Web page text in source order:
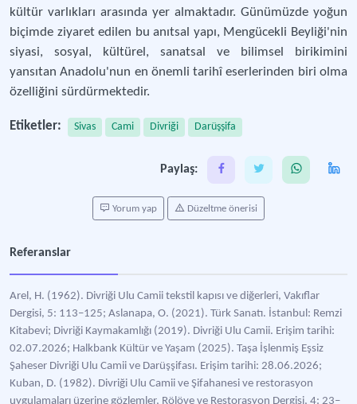
kültür varlıkları arasında yer almaktadır. Günümüzde yoğun
biçimde ziyaret edilen bu anıtsal yapı, Mengücekli Beyliği'nin
siyasi, sosyal, kültürel, sanatsal ve bilimsel birikimini
yansıtan Anadolu'nun en önemli tarihî eserlerinden biri olma
özelliğini sürdürmektedir.
Etiketler: Sivas Cami Divriği Darüşşifa
Paylaş:
Yorum yap Düzeltme önerisi
Referanslar
Arel, H. (1962). Divriği Ulu Camii tekstil kapısı ve diğerleri, Vakıflar
Dergisi, 5: 113–125; Aslanapa, O. (2021). Türk Sanatı. İstanbul: Remzi
Kitabevi; Divriği Kaymakamlığı (2019). Divriği Ulu Camii. Erişim tarihi:
02.07.2026; Halkbank Kültür ve Yaşam (2025). Taşa İşlenmiş Eşsiz
Şaheser Divriği Ulu Camii ve Darüşşifası. Erişim tarihi: 28.06.2026;
Kuban, D. (1982). Divriği Ulu Camii ve Şifahanesi ve restorasyon
uygulamaları üzerine gözlemler, Rölöve ve Restorasyon Dergisi, 4: 23–